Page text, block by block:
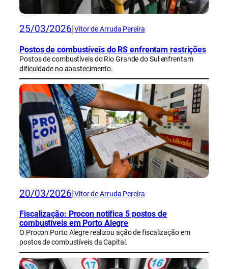
25/03/2026 Vitor de Arruda Pereira
Postos de combustíveis do RS enfrentam restrições
Postos de combustíveis do Rio Grande do Sul enfrentam
dificuldade no abastecimento.
20/03/2026 Vitor de Arruda Pereira
Fiscalização: Procon notifica 5 postos de
combustíveis em Porto Alegre
O Procon Porto Alegre realizou ação de fiscalização em
postos de combustíveis da Capital.